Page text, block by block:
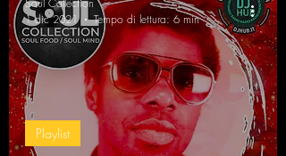
Playlist
Soul Collection
1 dic 2021
Tempo di lettura: 6 min